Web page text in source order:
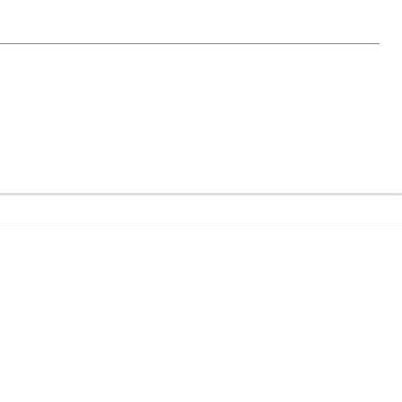
quête d'un cadre de vie agréable. Cette commune
offrant ainsi un espace de vie fonctionnel pour toute la
immatriculé au RSAC de Clermont-Ferrand sous le